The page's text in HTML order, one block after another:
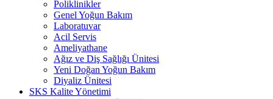
Poliklinikler
Genel Yoğun Bakım
Laboratuvar
Acil Servis
Ameliyathane
Ağız ve Diş Sağlığı Ünitesi
Yeni Doğan Yoğun Bakım
Diyaliz Ünitesi
SKS Kalite Yönetimi